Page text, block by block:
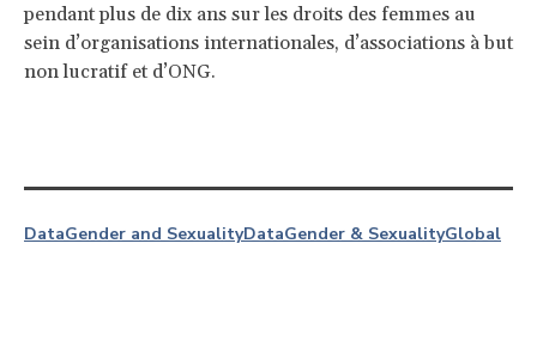
pendant plus de dix ans sur les droits des femmes au
sein d’organisations internationales, d’associations à but
non lucratif et d’ONG.
DataGender and SexualityDataGender & SexualityGlobal